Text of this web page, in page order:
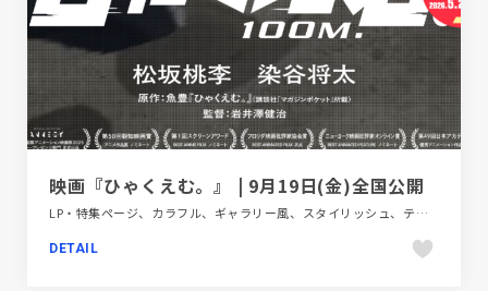
映画『ひゃくえむ。』 | 9月19日(金)全国公開
LP・特集ページ、カラフル、ギャラリー風、スタイリッシュ、テレビ・アニメ・映画・芸能、ポップ
DETAIL